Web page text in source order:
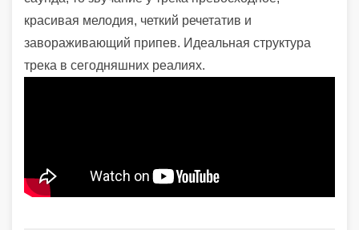
красивая мелодия, четкий речетатив и
завораживающий припев. Идеальная структура
трека в сегодняшних реалиях.